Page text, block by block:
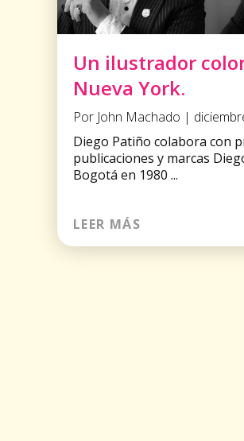
Un ilustrador
Nueva York.
Por John Machado |
Diego Patiño colabora con
publicaciones y marcas
Bogotá en 1980 ...
LEER MÁS